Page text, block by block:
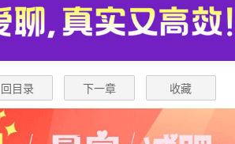
回目录 下一章 收藏